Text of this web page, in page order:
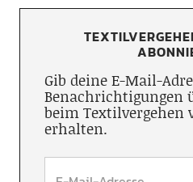
Gib deine E-Mail-
Benachrichtigungen
beim Textilvergehen
erhalten.